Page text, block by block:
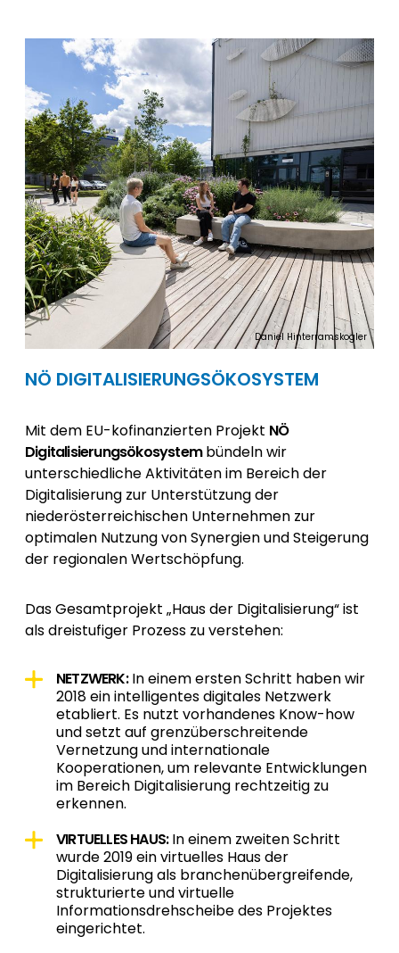
Daniel Hinterramskogler
NÖ DIGITALISIERUNGSÖKOSYSTEM
Mit dem EU-kofinanzierten Projekt NÖ
Digitalisierungsökosystembündeln wir
unterschiedliche Aktivitäten im Bereich der
Digitalisierung zur Unterstützung der
niederösterreichischen Unternehmen zur
optimalen Nutzung von Synergien und Steigerung
der regionalen Wertschöpfung.
Das Gesamtprojekt „Haus der Digitalisierung“ ist
als dreistufiger Prozess zu verstehen:
NETZWERK:In einem ersten Schritt haben wir
2018 ein intelligentes digitales Netzwerk
etabliert. Es nutzt vorhandenes Know-how
und setzt auf grenzüberschreitende
Vernetzung und internationale
Kooperationen, um relevante Entwicklungen
im Bereich Digitalisierung rechtzeitig zu
erkennen.
VIRTUELLES HAUS:In einem zweiten Schritt
wurde 2019 einvirtuelles Haus der
Digitalisierungals branchenübergreifende,
strukturierte und virtuelle
Informationsdrehscheibe des Projektes
eingerichtet.